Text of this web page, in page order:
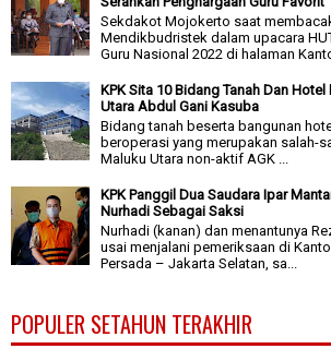
Sekdakot Mojokerto saat
Mendikbudristek dalam upacara
Guru Nasional 2022 di halaman
KPK Sita 10 Bidang Tanah Dan
Utara Abdul Gani Kasuba
Bidang tanah beserta bangunan
beroperasi yang merupakan salah-
Maluku Utara non-aktif AGK ...
KPK Panggil Dua Saudara Ipar
Nurhadi Sebagai Saksi
Nurhadi (kanan) dan menantunya
usai menjalani pemeriksaan di
Persada – Jakarta Selatan, sa...
POPULER SETAHUN TERAKHIR